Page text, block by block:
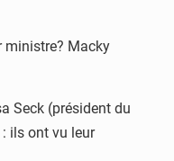
ministre? Macky
Seck (président du
ils ont vu leur